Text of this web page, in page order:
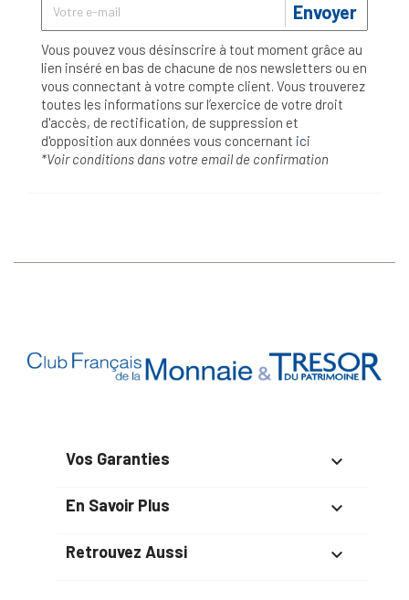
Envoyer
Vous pouvez vous désinscrire à tout moment grâce au
lien inséré en bas de chacune de nos newsletters ou en
vous connectant à votre compte client. Vous trouverez
toutes les informations sur l’exercice de votre droit
d'accès, de rectification, de suppression et
d'opposition aux données vous concernant ici
*Voir conditions dans votre email de confirmation
Vos Garanties 
En Savoir Plus 
Retrouvez Aussi 